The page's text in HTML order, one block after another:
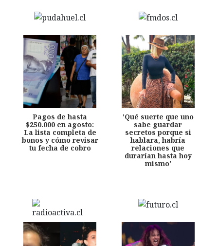
Pagos de hasta
$250.000 en agosto:
La lista completa de
bonos y cómo revisar
tu fecha de cobro
'Qué suerte que uno
sabe guardar
secretos porque si
hablara, habría
relaciones que
durarían hasta hoy
mismo'